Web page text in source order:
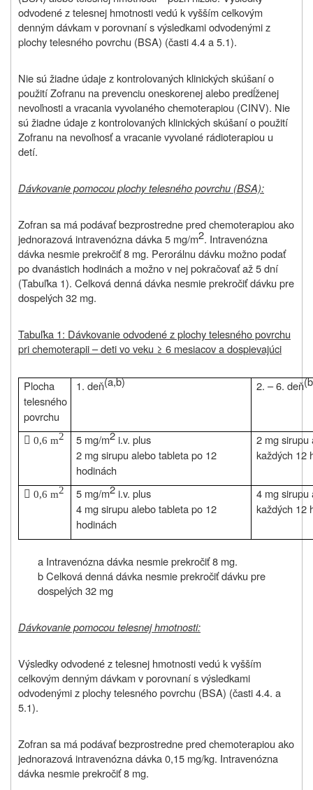
odvodené z telesnej hmotnosti vedú k vyšším celkovým
denným dávkam v porovnaní s výsledkami odvodenými z
plochy telesného povrchu (BSA) (časti 4.4 a 5.1).
Nie sú žiadne údaje z kontrolovaných klinických skúšaní o
použití Zofranu na prevenciu oneskorenej alebo predĺženej
nevoľnosti a vracania vyvolaného chemoterapiou (CINV). Nie
sú žiadne údaje z kontrolovaných klinických skúšaní o použití
Zofranu na nevoľnosť a vracanie vyvolané rádioterapiou u
detí.
Dávkovanie pomocou plochy telesného povrchu (BSA):
Zofran sa má podávať bezprostredne pred chemoterapiou ako
jednorazová intravenózna dávka 5 mg/m2. Intravenózna
dávka nesmie prekročiť 8 mg. Perorálnu dávku možno podať
po dvanástich hodinách a možno v nej pokračovať až 5 dní
(Tabuľka 1). Celková denná dávka nesmie prekročiť dávku pre
dospelých 32 mg.
Tabuľka 1: Dávkovanie odvodené z plochy telesného povrchu
pri chemoterapii – deti vo veku ≥ 6 mesiacov a dospievajúci
Plocha
telesného
povrchu
1. deň(a,b) 2. – 6. deň
0,6 m2 5 mg/m2i.v. plus
2 mg sirupu alebo tableta po 12
hodinách
2 mg sirupu
každých 12
0,6 m2 5 mg/m2i.v. plus
4 mg sirupu alebo tableta po 12
hodinách
4 mg sirupu
každých 12
a Intravenózna dávka nesmie prekročiť 8 mg.
b Celková denná dávka nesmie prekročiť dávku pre
dospelých 32 mg
Dávkovanie pomocou telesnej hmotnosti:
Výsledky odvodené z telesnej hmotnosti vedú k vyšším
celkovým denným dávkam v porovnaní s výsledkami
odvodenými z plochy telesného povrchu (BSA) (časti 4.4. a
5.1).
Zofran sa má podávať bezprostredne pred chemoterapiou ako
jednorazová intravenózna dávka 0,15 mg/kg. Intravenózna
dávka nesmie prekročiť 8 mg.